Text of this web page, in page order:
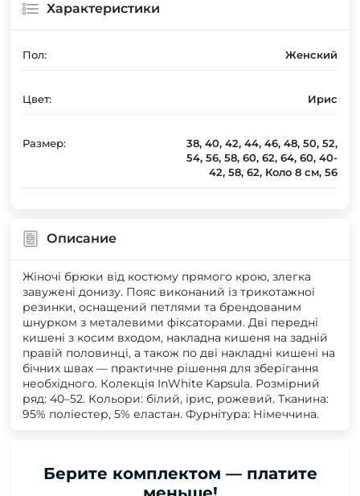
Характеристики
Пол: Женский
Цвет: Ирис
Размер:
38, 40, 42, 44, 46, 48, 50, 52,
54, 56, 58, 60, 62, 64, 60, 40-
42, 58, 62, Коло 8 см, 56
Описание
Жіночі брюки від костюму прямого крою, злегка
завужені донизу. Пояс виконаний із трикотажної
резинки, оснащений петлями та брендованим
шнурком з металевими фіксаторами. Дві передні
кишені з косим входом, накладна кишеня на задній
правій половинці, а також по дві накладні кишені на
бічних швах — практичне рішення для зберігання
необхідного. Колекція InWhite Kapsula. Розмірний
ряд: 40–52. Кольори: білий, ірис, рожевий. Тканина:
95% поліестер, 5% еластан. Фурнітура: Німеччина.
Берите комплектом — платите